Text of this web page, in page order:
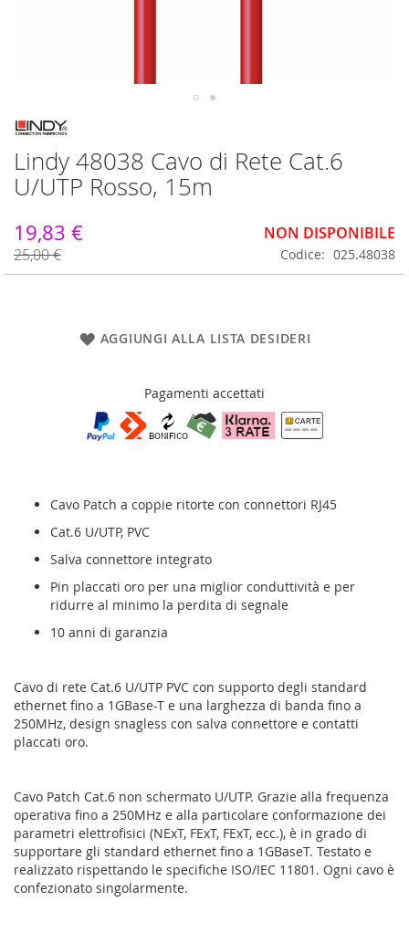
Vai
all'inizio
della
galleria
di
Lindy 48038 Cavo di Rete Cat.6
U/UTP Rosso, 15m
19,83 €
25,00 €
NON DISPONIBILE
Codice 025.48038
AGGIUNGI ALLA LISTA DESIDERI
Pagamenti accettati
Cavo Patch a coppie ritorte con connettori RJ45
Cat.6 U/UTP, PVC
Salva connettore integrato
Pin placcati oro per una miglior conduttività e per
ridurre al minimo la perdita di segnale
10 anni di garanzia
Cavo di rete Cat.6 U/UTP PVC con supporto degli standard
ethernet fino a 1GBase-T e una larghezza di banda fino a
250MHz, design snagless con salva connettore e contatti
placcati oro.
Cavo Patch Cat.6 non schermato U/UTP. Grazie alla frequenza
operativa fino a 250MHz e alla particolare conformazione dei
parametri elettrofisici (NExT, FExT, FExT, ecc.), è in grado di
supportare gli standard ethernet fino a 1GBaseT. Testato e
realizzato rispettando le specifiche ISO/IEC 11801. Ogni cavo è
confezionato singolarmente.